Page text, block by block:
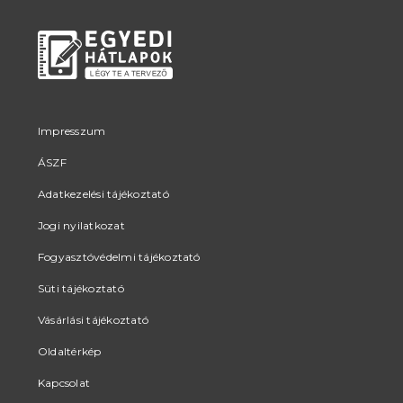
Impresszum
ÁSZF
Adatkezelési tájékoztató
Jogi nyilatkozat
Fogyasztóvédelmi tájékoztató
Süti tájékoztató
Vásárlási tájékoztató
Oldaltérkép
Kapcsolat